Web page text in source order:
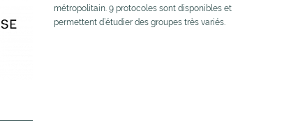
métropolitain. 9 protocoles sont disponibles et
permettent d’étudier des groupes très variés.